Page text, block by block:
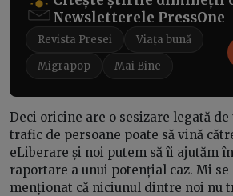
Newsletterele PressOne
Revista Presei
Viața bună
Migrapop
Mai Bine
Deci oricine are o sesizare legată
trafic de persoane poate să vină
eLiberare și noi putem să îi ajutăm
raportare a unui potențial caz. Mi
menționat că niciunul dintre noi nu